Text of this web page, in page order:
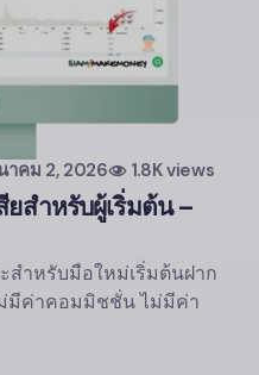
าคม 2, 2026 1.8K views
ยสำหรับผู้เริ่มต้น –
สำหรับมือใหม่เริ่มต้นฝาก
ม่มีค่าคอมมิชชั่น ไม่มีค่า